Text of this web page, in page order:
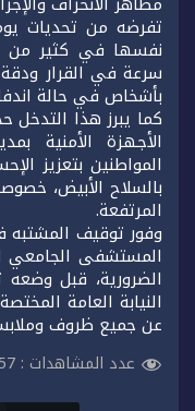
تفرضه من تحديات
نفسها في كثير من
سرعة في القرار
بأشخاص في حالة
كما يبرز هذا التدخل
الأجهزة الأمنية
المواطنين بتعزيز
بالسلاح الأبيض،
المرتفعة.
وفور توقيف المشتبه
المستشفى الجامعي
الضرورية، قبل وضعه
النيابة العامة
عن جميع ظروف
عدد المشاهدات :